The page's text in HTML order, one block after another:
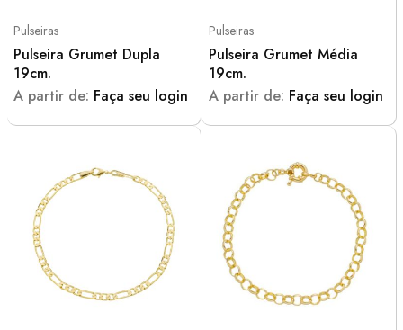
Pulseiras
Pulseira Grumet Dupla
19cm.
A partir de: Faça seu login
Pulseiras
Pulseira Grumet Média
19cm.
A partir de: Faça seu login